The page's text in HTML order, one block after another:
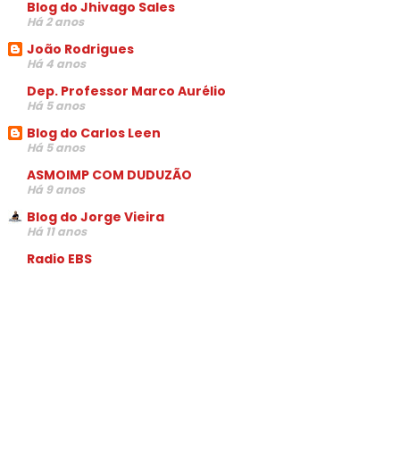
Blog do Jhivago Sales
Há 2 anos
João Rodrigues
Há 4 anos
Dep. Professor Marco Aurélio
Há 5 anos
Blog do Carlos Leen
Há 5 anos
ASMOIMP COM DUDUZÃO
Há 9 anos
Blog do Jorge Vieira
Há 11 anos
Radio EBS